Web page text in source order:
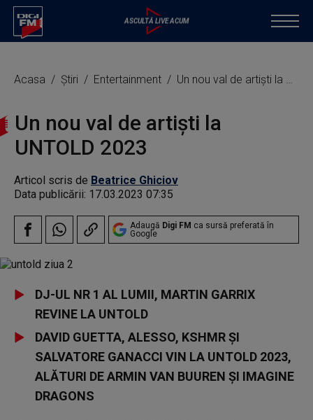
Acasa Știri Entertainment Un nou val de artiști la UNTOLD 2023
Un nou val de artiști la
UNTOLD 2023
Articol scris de Beatrice Ghiciov
Data publicării: 17.03.2023 07:35
Adaugă Digi FM ca sursă preferată în
Google
DJ-UL NR 1 AL LUMII, MARTIN GARRIX
REVINE LA UNTOLD
DAVID GUETTA, ALESSO, KSHMR ȘI
SALVATORE GANACCI VIN LA UNTOLD 2023,
ALĂTURI DE ARMIN VAN BUUREN ȘI IMAGINE
DRAGONS